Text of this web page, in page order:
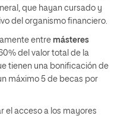
que hayan cursado y
del organismo financiero.
entre másteres
del valor total de la
tienen una bonificación de
máximo 5 de becas por
el acceso a los mayores